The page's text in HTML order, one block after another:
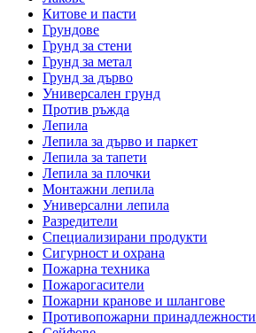
Китове и пасти
Грундове
Грунд за стени
Грунд за метал
Грунд за дърво
Универсален грунд
Против ръжда
Лепила
Лепила за дърво и паркет
Лепила за тапети
Лепила за плочки
Монтажни лепила
Универсални лепила
Разредители
Специализирани продукти
Сигурност и охрана
Пожарна техника
Пожарогасители
Пожарни кранове и шлангове
Противопожарни принадлежности